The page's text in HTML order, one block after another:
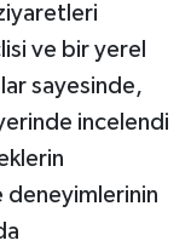
ve bir yerel
sayesinde,
incelendi
deneyimlerinin